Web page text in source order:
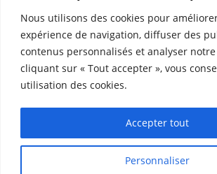
Nous utilisons des cookies pour
expérience de navigation, diffuser des
contenus personnalisés et analyser
cliquant sur « Tout accepter », vous
utilisation des cookies.
Personnaliser
Accepter tout
Publié le01 juillet 2026
Détail de l'offre
2 3